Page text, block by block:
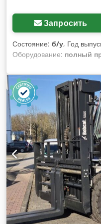
Запросить
Состояние: б/у, Год
Оборудование: полный